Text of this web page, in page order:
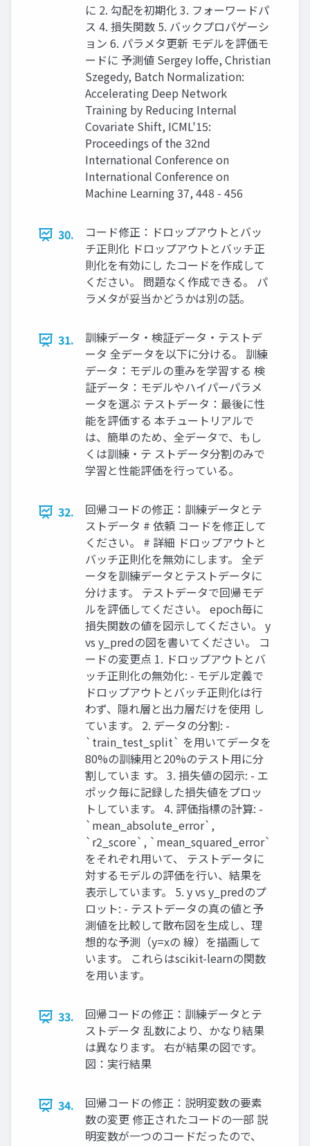
に 2. 勾配を初期化 3. フォーワードパ
ス 4. 損失関数 5. バックプロパゲーシ
ョン 6. パラメタ更新 モデルを評価モ
ードに 予測値 Sergey Ioffe, Christian
Szegedy, Batch Normalization:
Accelerating Deep Network
Training by Reducing Internal
Covariate Shift, ICML'15:
Proceedings of the 32nd
International Conference on
International Conference on
Machine Learning 37, 448 - 456
30.
コード修正：ドロップアウトとバッ
チ正則化 ドロップアウトとバッチ正
則化を有効にし たコードを作成して
ください。 問題なく作成できる。 パ
ラメタが妥当かどうかは別の話。
31.
訓練データ・検証データ・テストデ
ータ 全データを以下に分ける。 訓練
データ：モデルの重みを学習する 検
証データ：モデルやハイパーパラメ
ータを選ぶ テストデータ：最後に性
能を評価する 本チュートリアルで
は、簡単のため、全データで、もし
くは訓練・テ ストデータ分割のみで
学習と性能評価を行っている。
32.
回帰コードの修正：訓練データとテ
ストデータ # 依頼 コードを修正して
ください。 # 詳細 ドロップアウトと
バッチ正則化を無効にします。 全デ
ータを訓練データとテストデータに
分けます。 テストデータで回帰モデ
ルを評価してください。 epoch毎に
損失関数の値を図示してください。 y
vs y_predの図を書いてください。 コ
ードの変更点 1. ドロップアウトとバ
ッチ正則化の無効化: - モデル定義で
ドロップアウトとバッチ正則化は行
わず、隠れ層と出力層だけを使用 し
ています。 2. データの分割: -
`train_test_split` を用いてデータを
80%の訓練用と20%のテスト用に分
割していま す。 3. 損失値の図示: - エ
ポック毎に記録した損失値をプロッ
トしています。 4. 評価指標の計算: -
`mean_absolute_error`,
`r2_score`, `mean_squared_error`
をそれぞれ用いて、 テストデータに
対するモデルの評価を行い、結果を
表示しています。 5. y vs y_predのプ
ロット: - テストデータの真の値と予
測値を比較して散布図を生成し、理
想的な予測（y=xの 線）を描画して
います。 これらはscikit-learnの関数
を用います。
33.
回帰コードの修正：訓練データとテ
ストデータ 乱数により、かなり結果
は異なります。 右が結果の図です。
図：実行結果
34.
回帰コードの修正：説明変数の要素
数の変更 修正されたコードの一部 説
明変数が一つのコードだったので、